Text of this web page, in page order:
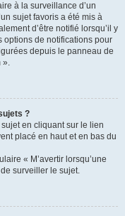
à la surveillance d’un
sujet favoris a été mis à
d’être notifié lorsqu’il y
options de notifications pour
depuis le panneau de
».
?
en cliquant sur le lien
placé en haut et en bas du
« M’avertir lorsqu’une
surveiller le sujet.